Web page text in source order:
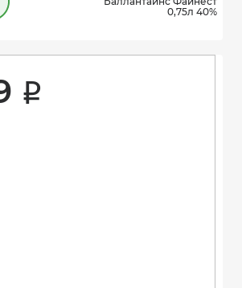
0,75л 40%
i